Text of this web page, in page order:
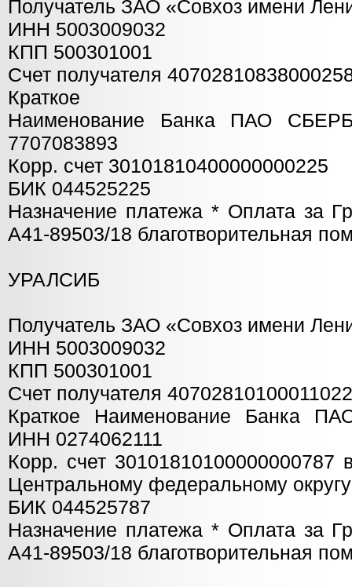
Получатель ЗАО «Совхоз имени
ИНН 5003009032
КПП 500301001
Счет получателя
Краткое
Наименование Банка ПАО
7707083893
Корр. счет 30101810400000000225
БИК 044525225
Назначение платежа * Оплата за
А41-89503/18 благотворительная
УРАЛСИБ
Получатель ЗАО «Совхоз имени
ИНН 5003009032
КПП 500301001
Счет получателя
Краткое Наименование Банка
ИНН 0274062111
Корр. счет
Центральному федеральному округу
БИК 044525787
Назначение платежа * Оплата за
А41-89503/18 благотворительная